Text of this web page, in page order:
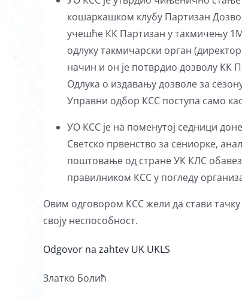
кошаркашком клубу Партизан
учешће КК Партизан у такмичењу
одлуку такмичарски орган
начин и он је потврдио дозволу КК
Одлука о издавању дозволе за
Управни одбор КСС поступа само
УО КСС је на поменутој седници
Светско првенство за сениорке,
поштовање од стране УК КЛС
правилником КСС у погледу
Овим одговором КСС жели да стави
своју неспособност.
Оdgovor na zahtev UK UKLS
Златко Болић